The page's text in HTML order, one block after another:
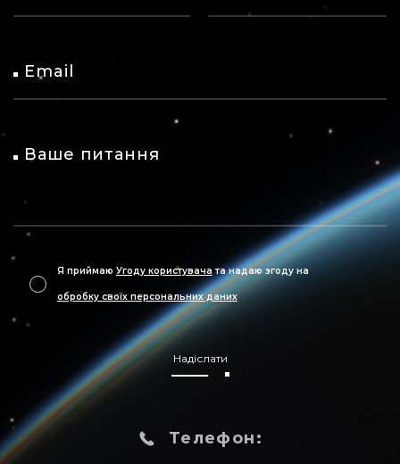
Email
Ваше питання
Я приймаю Угоду користувачата надаю згоду на
обробку своїх персональних даних
Надіслати
Телефон: